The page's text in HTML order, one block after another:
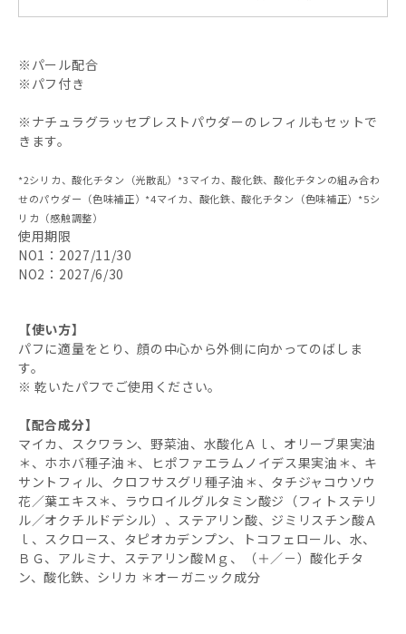
※パール配合
※パフ付き
※ナチュラグラッセプレストパウダーのレフィルもセットで
きます。
*2シリカ、酸化チタン（光散乱）*3マイカ、酸化鉄、酸化チタンの組み合わ
せのパウダー（色味補正）*4マイカ、酸化鉄、酸化チタン（色味補正）*5シ
リカ（感触調整）
使用期限
NO1：2027/11/30
NO2：2027/6/30
【使い方】
パフに適量をとり、顔の中心から外側に向かってのばしま
す。
※ 乾いたパフでご使用ください。
【配合成分】
マイカ、スクワラン、野菜油、水酸化Ａｌ、オリーブ果実油
＊、ホホバ種子油＊、ヒポファエラムノイデス果実油＊、キ
サントフィル、クロフサスグリ種子油＊、タチジャコウソウ
花／葉エキス＊、ラウロイルグルタミン酸ジ（フィトステリ
ル／オクチルドデシル）、ステアリン酸、ジミリスチン酸Ａ
ｌ、スクロース、タピオカデンプン、トコフェロール、水、
ＢＧ、アルミナ、ステアリン酸Ｍｇ、（＋／－）酸化チタ
ン、酸化鉄、シリカ ＊オーガニック成分